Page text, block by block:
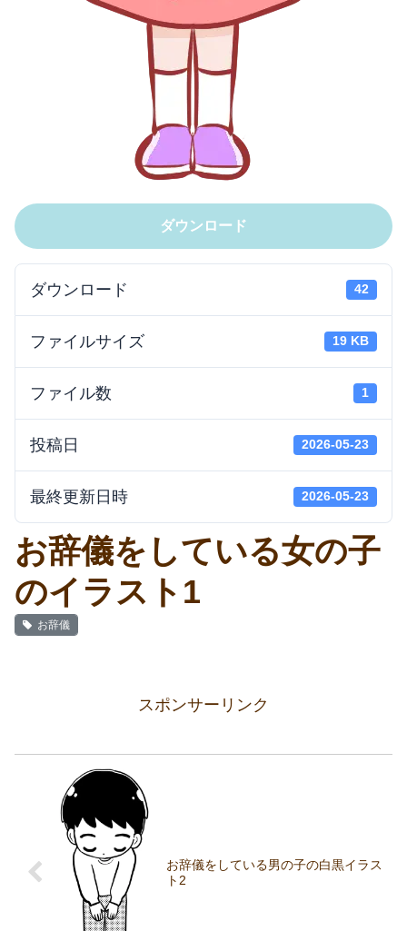
ダウンロード
ダウンロード 42
ファイルサイズ 19 KB
ファイル数 1
投稿日 2026-05-23
最終更新日時 2026-05-23
お辞儀をしている女の子
のイラスト1
お辞儀
スポンサーリンク
お辞儀をしている男の子の白黒イラス
ト2